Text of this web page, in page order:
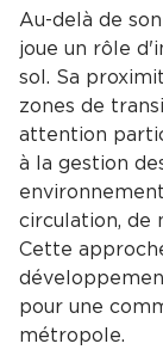
Au-delà de
joue un rôle
sol. Sa
zones de
attention
à la gestion
circulation, de
Cette
pour une
métropole.